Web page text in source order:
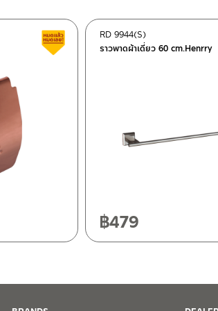
สินค้าลดราคา เคลียร์สต็อก
ราวพาดผ้าเดี่ยว 60 cm.Henrry
RD 9944(S)
฿479